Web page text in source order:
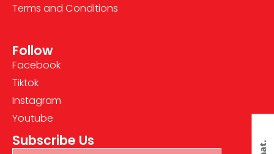
Terms and Conditions
Follow
Facebook
Tiktok
Instagram
Youtube
Subscribe Us